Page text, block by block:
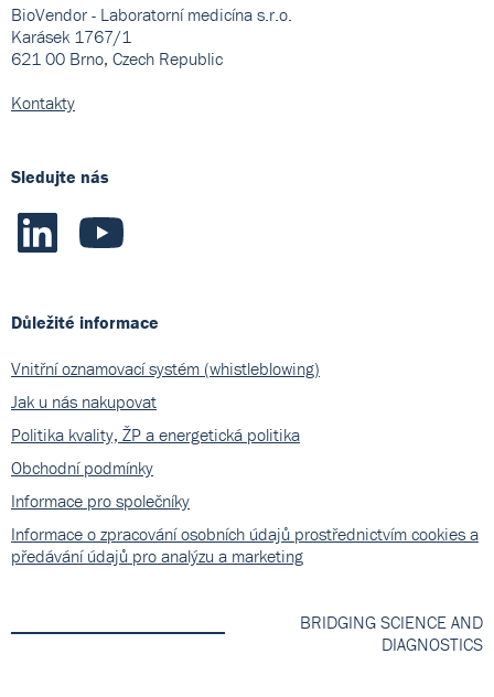
BioVendor - Laboratorní medicína s.r.o.
Karásek 1767/1
621 00 Brno, Czech Republic
Kontakty
Sledujte nás
Důležité informace
Vnitřní oznamovací systém (whistleblowing)
Jak u nás nakupovat
Politika kvality, ŽP a energetická politika
Obchodní podmínky
Informace pro společníky
Informace o zpracování osobních údajů prostřednictvím cookies a
předávání údajů pro analýzu a marketing
BRIDGING SCIENCE AND
DIAGNOSTICS